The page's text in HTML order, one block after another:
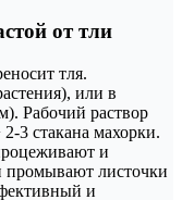
от тли
тля.
или в
Рабочий раствор
3 стакана махорки.
и
промывают листочки
и